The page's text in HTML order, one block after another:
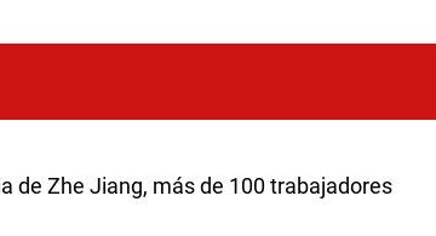
de Zhe Jiang, más de 100 trabajadores